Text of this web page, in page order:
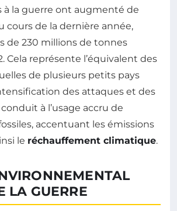
à la guerre ont augmenté de
cours de la dernière année,
de 230 millions de tonnes
Cela représente l’équivalent des
de plusieurs petits pays
des attaques et des
à l’usage accru de
accentuant les émissions
le réchauffement climatique.
LA GUERRE